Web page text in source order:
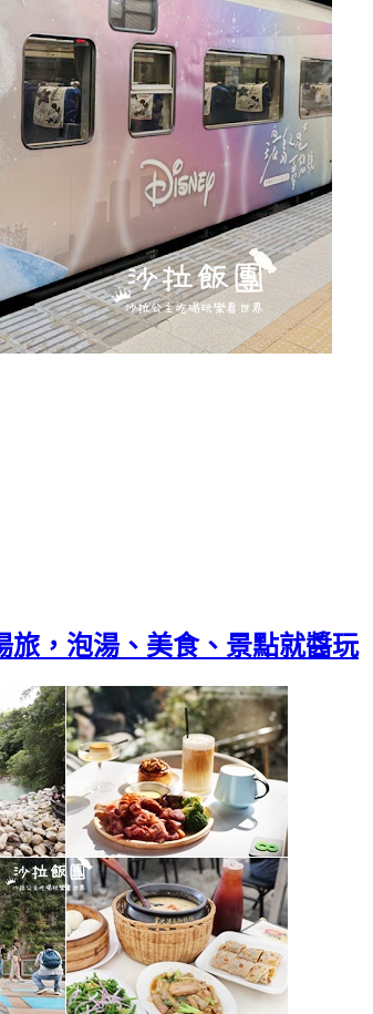
旅，泡湯、美食、景點就醬玩